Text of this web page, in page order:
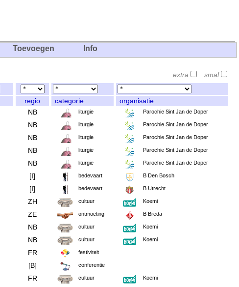
Toevoegen Info
extra smal
regio categorie
organisatie
NB liturgie Parochie Sint Jan de Doper
NB liturgie Parochie Sint Jan de Doper
NB liturgie Parochie Sint Jan de Doper
NB liturgie Parochie Sint Jan de Doper
NB liturgie Parochie Sint Jan de Doper
[I] bedevaart B Den Bosch
[I] bedevaart B Utrecht
ZH cultuur Koemi
ZE ontmoeting B Breda
NB cultuur Koemi
NB cultuur Koemi
FR festiviteit
[B] conferentie
FR cultuur Koemi